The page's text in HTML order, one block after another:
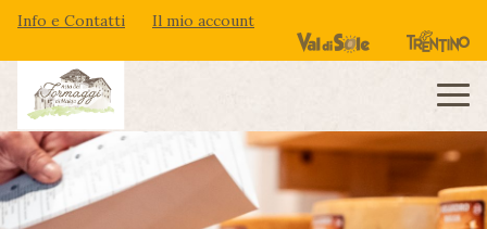
Info e Contatti Il mio account